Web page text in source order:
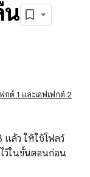
น
กต์ 1 และเอฟเฟกต์ 2
แล้ว ให้ใช้โฟลว์
ว้ในขั้นตอนก่อน